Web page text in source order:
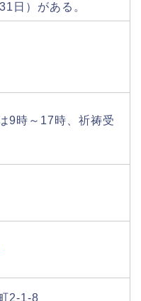
日）がある。
9時～17時、祈祷受
2-1-8